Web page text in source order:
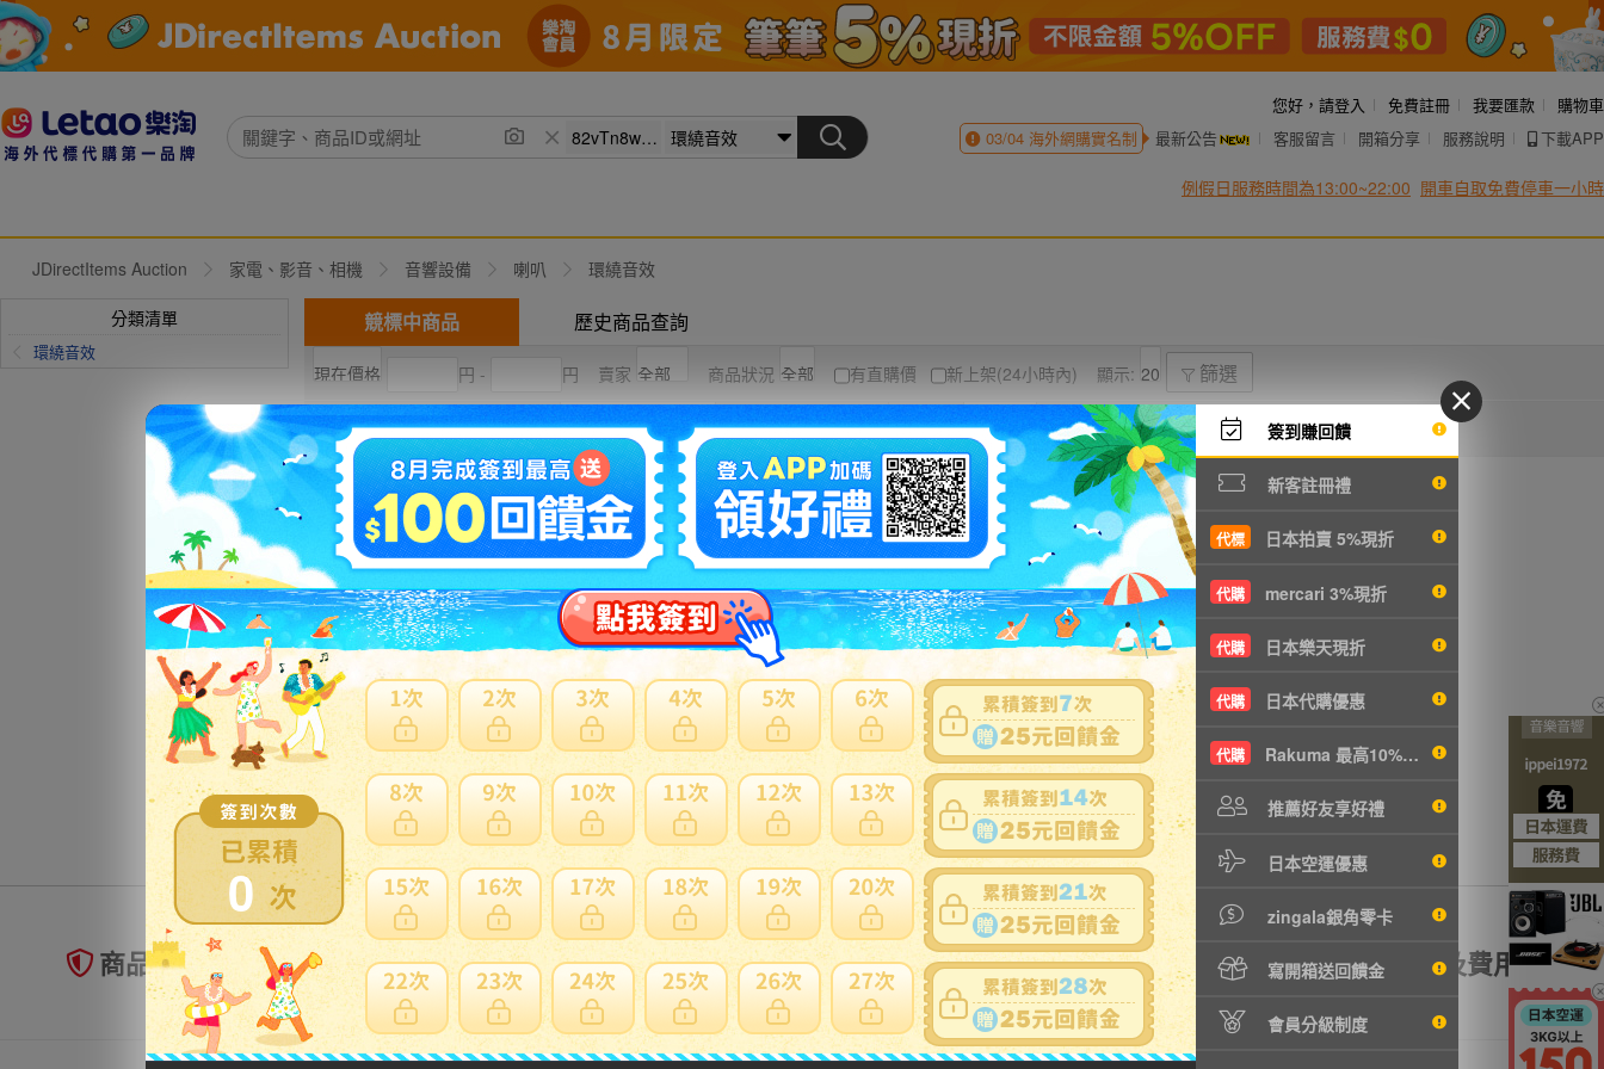
0
簽到賺回饋
新客註冊禮
代標 日本拍賣 5%現折
代購 mercari 3%現折
代購 日本樂天現折
代購 日本代購優惠
代購 Rakuma 最高10%現折
推薦好友享好禮
日本空運優惠
zingala銀角零卡
寫開箱送回饋金
會員分級制度
您好， 請登入 免費註冊 我要匯款
購物車
03/04海外網購實名制 最新公告 客服留言 開箱分享 服務說明 下載APP
例假日服務時間為13:00~22:00 開車自取免費停車一小時
JDirectItems Auction 家電、影音、相機 音響設備 喇叭 環繞音效
分類清單
環繞音效
競標中商品 歷史商品查詢
円 - 円 賣家 商品狀況 有直購價 新上架(24小時內) 顯示: 篩選
現在出價 直購價 競標高到低 結標時間 圖片 列表
賣家82vTn8wVGFeusHgLh6kVBWwpSrA7u沒有商品拍賣
0~0件 / 0件跳至頁
商品未到貨全額理賠 賣家寄錯全額處理 運送損壞全額理賠 全透明資訊及費用